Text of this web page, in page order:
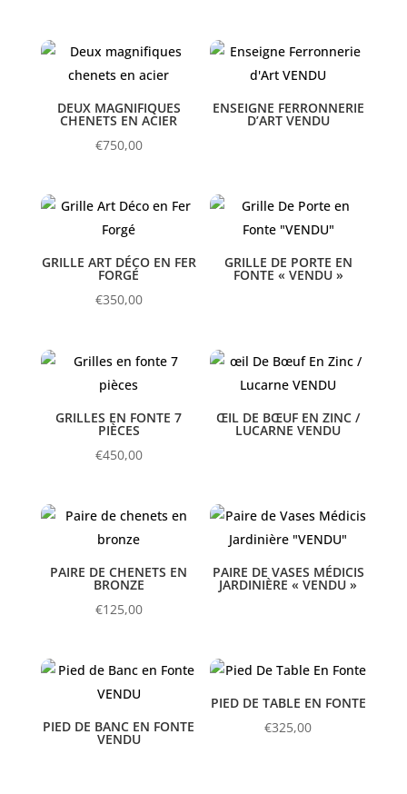
DEUX MAGNIFIQUES
CHENETS EN ACIER
€750,00
ENSEIGNE FERRONNERIE
D’ART VENDU
GRILLE ART DÉCO EN FER
FORGÉ
€350,00
GRILLE DE PORTE EN
FONTE « VENDU »
GRILLES EN FONTE 7
PIÈCES
€450,00
ŒIL DE BŒUF EN ZINC /
LUCARNE VENDU
PAIRE DE CHENETS EN
BRONZE
€125,00
PAIRE DE VASES MÉDICIS
JARDINIÈRE « VENDU »
PIED DE BANC EN FONTE
VENDU
PIED DE TABLE EN FONTE
€325,00